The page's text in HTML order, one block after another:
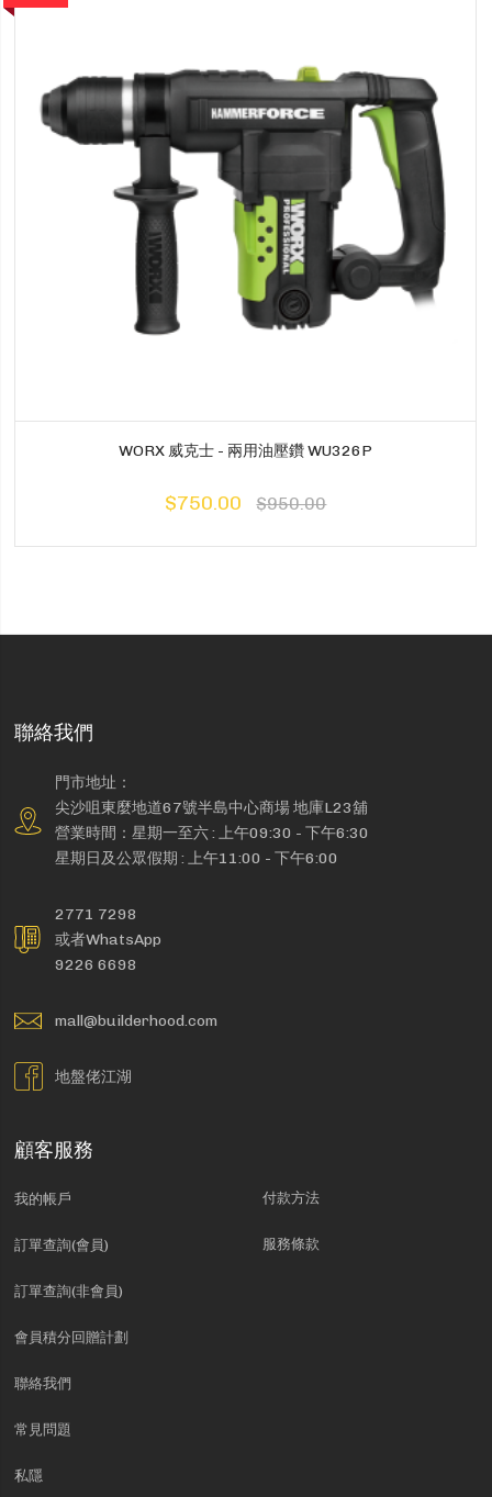
WORX 威克士 - 兩用油壓鑽 WU326P
$750.00 $950.00
聯絡我們
門市地址：
尖沙咀東麼地道67號半島中心商場 地庫L23舖
營業時間：星期一至六 : 上午09:30 - 下午6:30
星期日及公眾假期 : 上午11:00 - 下午6:00
2771 7298
或者WhatsApp
9226 6698
mall@builderhood.com
地盤佬江湖
顧客服務
我的帳戶
訂單查詢(會員)
訂單查詢(非會員)
會員積分回贈計劃
聯絡我們
常見問題
私隱
付款方法
服務條款